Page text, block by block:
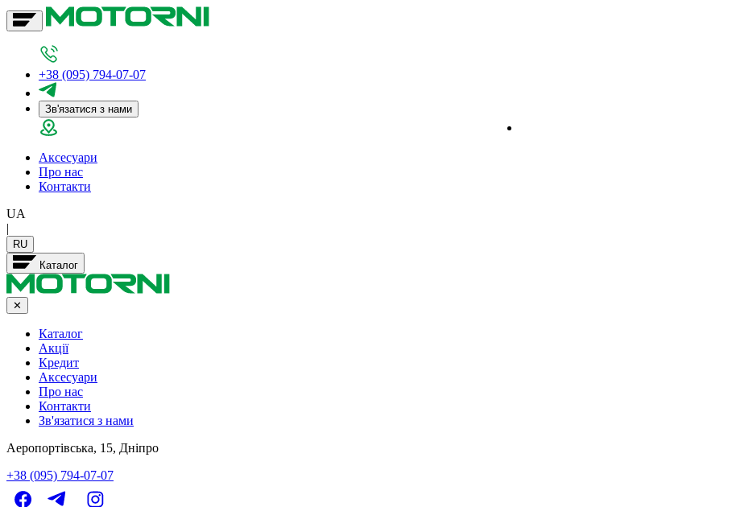
+38 (095) 794-07-07
Зв'язатися з нами
Аксесуари
Про нас
Контакти
UA
|
RU
Каталог
✕
Каталог
Акції
Кредит
Аксесуари
Про нас
Контакти
Зв'язатися з нами
Аеропортівська, 15, Дніпро
+38 (095) 794-07-07